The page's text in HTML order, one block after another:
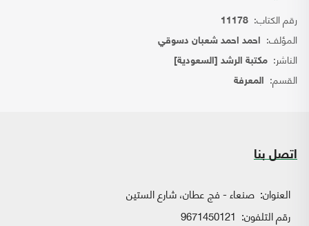
رقم الكتاب: 11178
المؤلف: احمد احمد شعبان دسوقي
الناشر: مكتبة الرشد [السعودية]
القسم: المعرفة
اتصل بنا
العنوان: صنعاء - فج عطان، شارع الستين
رقم التلفون: 9671450121